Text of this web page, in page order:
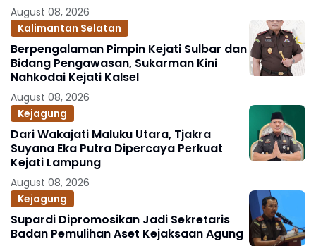
August 08, 2026
Kalimantan Selatan
Berpengalaman Pimpin Kejati Sulbar dan
Bidang Pengawasan, Sukarman Kini
Nahkodai Kejati Kalsel
August 08, 2026
Kejagung
Dari Wakajati Maluku Utara, Tjakra
Suyana Eka Putra Dipercaya Perkuat
Kejati Lampung
August 08, 2026
Kejagung
Supardi Dipromosikan Jadi Sekretaris
Badan Pemulihan Aset Kejaksaan Agung